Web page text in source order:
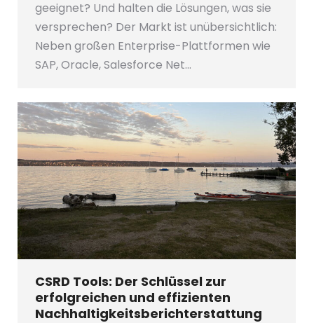
geeignet? Und halten die Lösungen, was sie
versprechen? Der Markt ist unübersichtlich:
Neben großen Enterprise-Plattformen wie
SAP, Oracle, Salesforce Net…
CSRD Tools: Der Schlüssel zur
erfolgreichen und effizienten
Nachhaltigkeitsberichterstattung